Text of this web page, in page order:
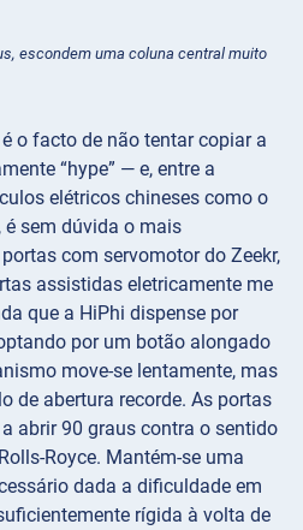
escondem uma coluna central muito
o facto de não tentar copiar a
“hype” — e, entre a
elétricos chineses como o
, é sem dúvida o mais
com servomotor do Zeekr,
assistidas eletricamente me
que a HiPhi dispense por
por um botão alongado
move-se lentamente, mas
de abertura recorde. As portas
abrir 90 graus contra o sentido
Royce. Mantém-se uma
dada a dificuldade em
rígida à volta de